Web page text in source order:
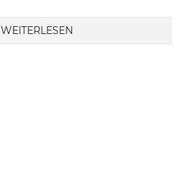
WEITERLESEN